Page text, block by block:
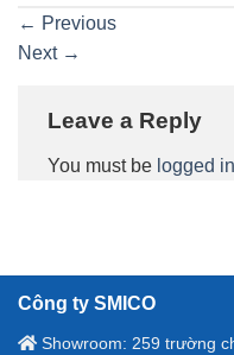
← Previous
Next →
Leave a Reply
You must be logged in
Công ty SMICO
Showroom: 259 trường